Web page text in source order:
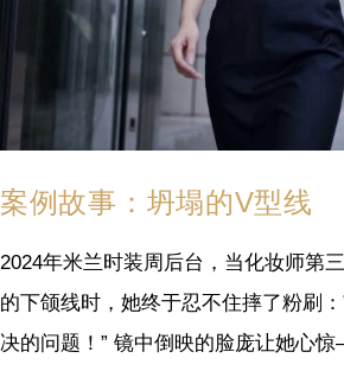
案例故事：坍塌的V型线
2024年米兰时装周后台，当化妆师第
的下颌线时，她终于忍不住摔了粉刷
决的问题！” 镜中倒映的脸庞让她心